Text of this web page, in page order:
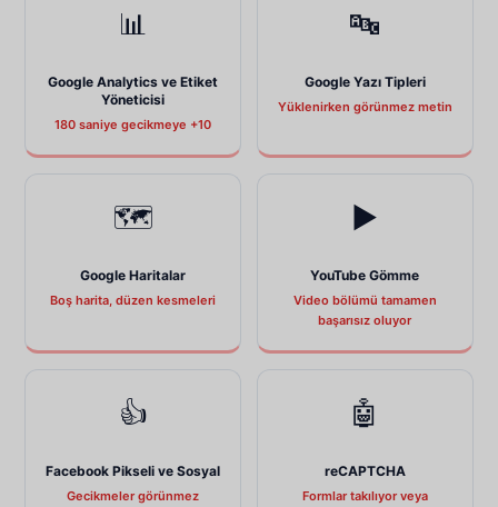
📊
Google Analytics ve Etiket
Yöneticisi
180 saniye gecikmeye +10
🔤
Google Yazı Tipleri
Yüklenirken görünmez metin
🗺
Google Haritalar
Boş harita, düzen kesmeleri
▶️
YouTube Gömme
Video bölümü tamamen
başarısız oluyor
👍
Facebook Pikseli ve Sosyal
Gecikmeler görünmez
🤖
reCAPTCHA
Formlar takılıyor veya